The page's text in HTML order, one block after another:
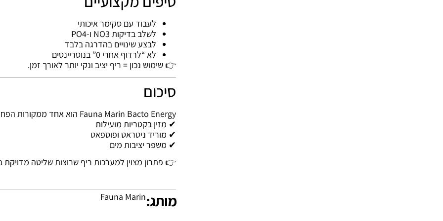
לעבוד עם סקימר איכותי
לשלב בדיקות NO3 ו-PO4
לבצע שינויים בהדרגה בלבד
לא “לרדוף אחרי 0” בנוטריינטים
👉 שימוש נכון = ריף יציב ונקי יותר לאורך זמן.
סיכום
Fauna Marin Bacto Energy הוא אחד ממקורות הפחמן האיכותיים ביותר לריף:
✔ מזין בקטריות מועילות
✔ מוריד ניטראט ופוספאט
✔ משפר יציבות מים
👉 פתרון מצוין למערכות ריף שרוצות שליטה מדויקת
מותג:Fauna Marin